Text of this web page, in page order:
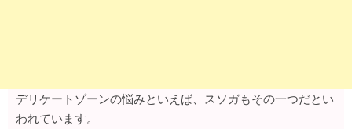
デリケートゾーンの悩みといえば、スソガもその一つだとい
われています。